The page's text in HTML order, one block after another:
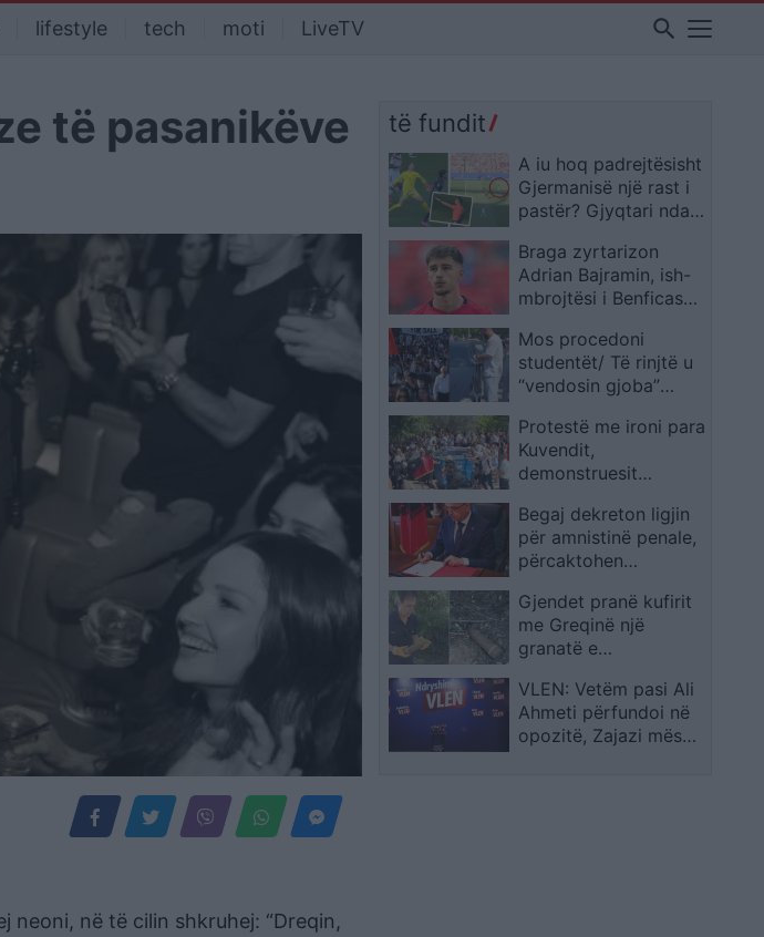
lifestyle tech moti LiveTV search
të pasanikëve
neoni, në të cilin shkruhej: “Dreqin,
të fundit
A iu hoq padrejtësisht
Gjermanisë një rast i
pastër? Gjyqtari ndali
ideal të Neuerit ndaj
Paraguait
Braga zyrtarizon
Adrian Bajramin, ish-
mbrojtësi i Benficas
2031
Mos procedoni
studentët/ Të rinjtë u
“vendosin gjoba”
protestë, kërkesat
tona janë të qarta
(VIDEO)
Protestë me ironi para
Kuvendit,
demonstruesit
kosh mbeturinash te
hyrja
Begaj dekreton ligjin
për amnistinë penale,
përcaktohen
përfitojnë dhe ato që
përjashtohen
Gjendet pranë kufirit
me Greqinë një
granatë e
rrezik të lartë
VLEN: Vetëm pasi Ali
Ahmeti përfundoi në
opozitë, Zajazi mësoi